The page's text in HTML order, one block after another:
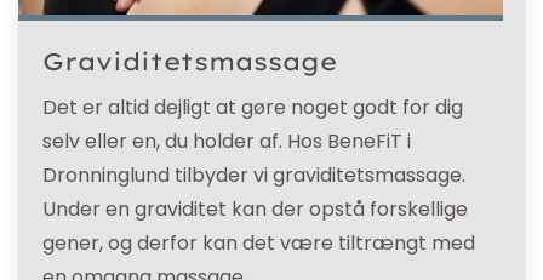
Graviditetsmassage
Det er altid dejligt at gøre noget godt for dig
selv eller en, du holder af. Hos BeneFiT i
Dronninglund tilbyder vi graviditetsmassage.
Under en graviditet kan der opstå forskellige
gener, og derfor kan det være tiltrængt med